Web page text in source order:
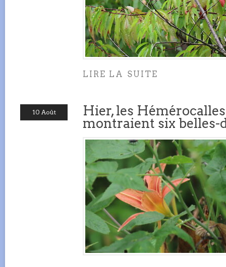
LIRE LA SUITE
10 Août
Hier, les
montraient six belles-